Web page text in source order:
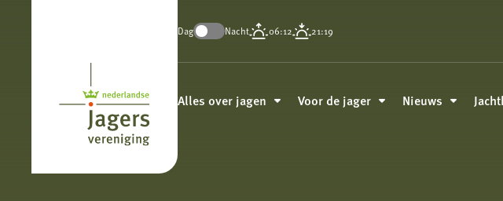
Nederlandse
Jagersvereniging
Dag Nacht 06:12 21:19
Alles over jagen Voor de jager Nieuws